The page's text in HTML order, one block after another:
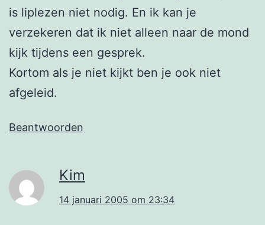
is liplezen niet nodig. En ik kan je
verzekeren dat ik niet alleen naar de mond
kijk tijdens een gesprek.
Kortom als je niet kijkt ben je ook niet
afgeleid.
Beantwoorden
Kim
14 januari 2005 om 23:34